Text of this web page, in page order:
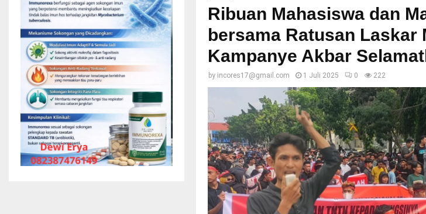
Ribuan Mahasiswa dan
bersama Ratusan Laskar
Kampanye Akbar
by incores17@gmail.com 1 Juli 2025 0 222